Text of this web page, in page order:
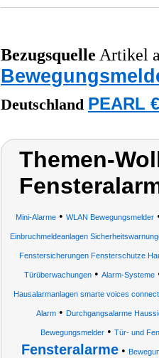
Bezugsquelle Artikel
Deutschland PEARL
Themen-
Mini-Alarme • WLAN Bewegungsmelder
Einbruchmeldeanlagen
Fenstersicherungen Fensterschutze
Türüberwachungen • Alarm-Systeme
Hausalarmanlagen smarte voices
Alarm • Durchgangsalarme
Bewegungsmelder• Tür- und
Fensteralarme •